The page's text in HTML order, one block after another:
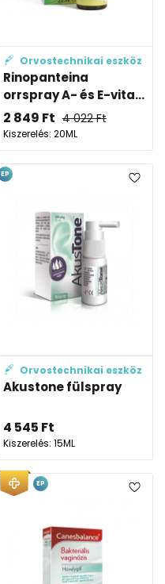
Orvostechnikai eszköz
Rinopanteina
orrspray A- és E-vita...
2 849 Ft 4 022Ft
Kiszerelés: 20ML
Orvostechnikai eszköz
Akustone fülspray
4 545 Ft
Kiszerelés: 15ML
EP
EP